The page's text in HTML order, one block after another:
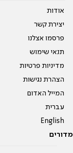
אודות
יצירת קשר
פרסמו אצלנו
תנאי שימוש
מדיניות פרטיות
הצהרת נגישות
המייל האדום
עברית
English
מדורים